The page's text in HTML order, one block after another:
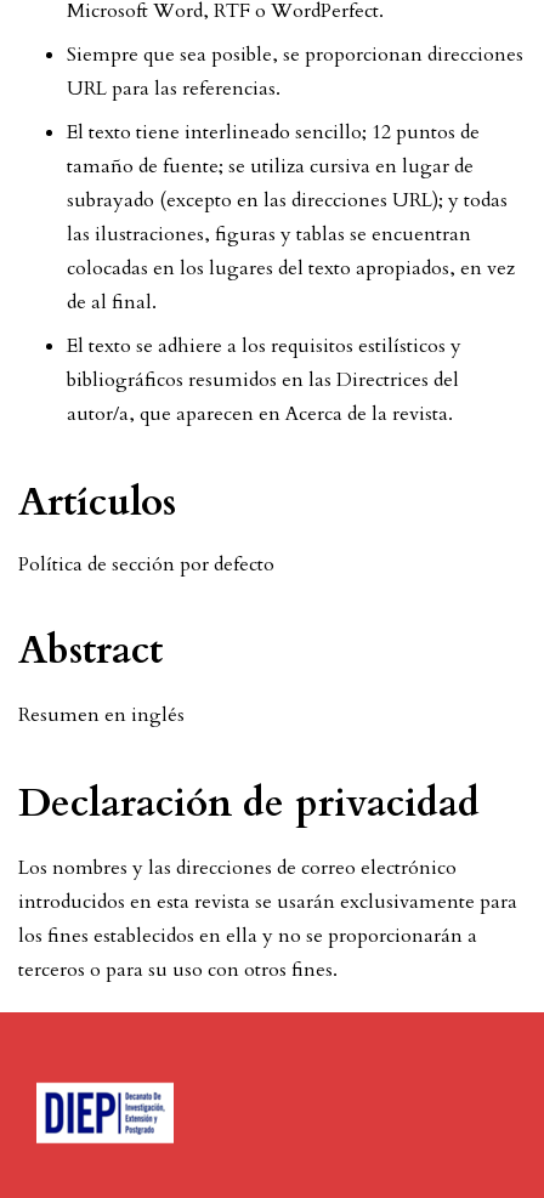
Microsoft Word, RTF o WordPerfect.
Siempre que sea posible, se proporcionan direcciones
URL para las referencias.
El texto tiene interlineado sencillo; 12 puntos de
tamaño de fuente; se utiliza cursiva en lugar de
subrayado (excepto en las direcciones URL); y todas
las ilustraciones, figuras y tablas se encuentran
colocadas en los lugares del texto apropiados, en vez
de al final.
El texto se adhiere a los requisitos estilísticos y
bibliográficos resumidos en las Directrices del
autor/a, que aparecen en Acerca de la revista.
Artículos
Política de sección por defecto
Abstract
Resumen en inglés
Declaración de privacidad
Los nombres y las direcciones de correo electrónico
introducidos en esta revista se usarán exclusivamente para
los fines establecidos en ella y no se proporcionarán a
terceros o para su uso con otros fines.